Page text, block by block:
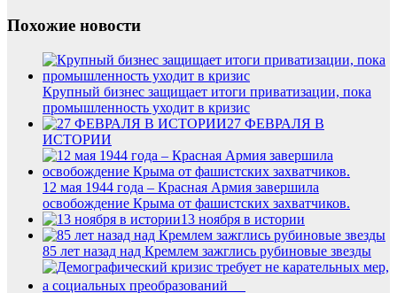
Похожие новости
Крупный бизнес защищает итоги приватизации, пока
промышленность уходит в кризис
27 ФЕВРАЛЯ В
ИСТОРИИ
12 мая 1944 года – Красная Армия завершила
освобождение Крыма от фашистских захватчиков.
13 ноября в истории
85 лет назад над Кремлем зажглись рубиновые звезды